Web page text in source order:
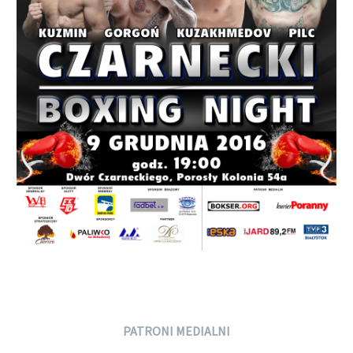
PATRONI MEDIALNI